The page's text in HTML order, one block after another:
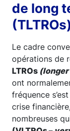
de long
Le cadre
opérations de
LTROs
ont
fréquence
crise
nombreuses